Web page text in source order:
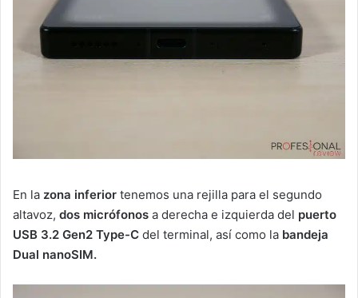
En la zona inferior tenemos una rejilla para el segundo
altavoz, dos micrófonos a derecha e izquierda del puerto
USB 3.2 Gen2 Type-C del terminal, así como la bandeja
Dual nanoSIM.